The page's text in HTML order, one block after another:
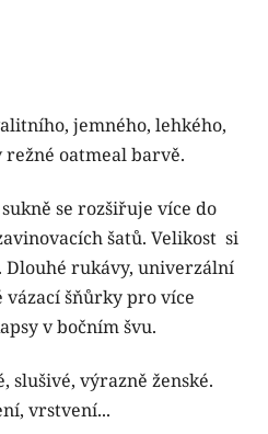
jemného, lehkého,
režné oatmeal barvě.
se rozšiřuje více do
šatů. Velikost si
Dlouhé rukávy, univerzální
šňůrky pro více
v bočním švu.
slušivé, výrazně ženské.
vrstvení...